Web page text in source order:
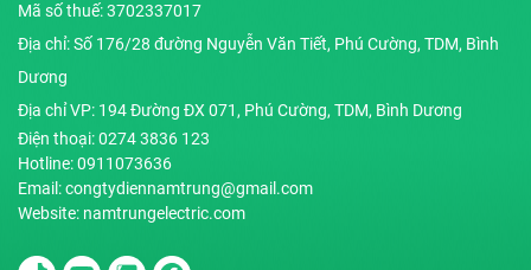
Mã số thuế: 3702337017
Địa chỉ: Số 176/28 đường Nguyễn Văn Tiết, Phú Cường, TDM, Bình
Dương
Địa chỉ VP: 194 Đường ĐX 071, Phú Cường, TDM, Bình Dương
Điện thoại: 0274 3836 123
Hotline: 0911073636
Email: congtydiennamtrung@gmail.com
Website: namtrungelectric.com